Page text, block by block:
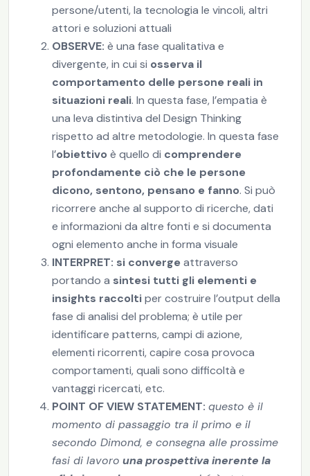
persone/utenti, la tecnologia le vincoli, altri
attori e soluzioni attuali
OBSERVE: è una fase qualitativa e
divergente, in cui si osserva il
comportamento delle persone reali in
situazioni reali. In questa fase, l’empatia è
una leva distintiva del Design Thinking
rispetto ad altre metodologie. In questa fase
l’obiettivo è quello di comprendere
profondamente ciò che le persone
dicono, sentono, pensano e fanno. Si può
ricorrere anche al supporto di ricerche, dati
e informazioni da altre fonti e si documenta
ogni elemento anche in forma visuale
INTERPRET: si convergeattraverso
portando a sintesi tutti gli elementi e
insights raccoltiper costruire l’output della
fase di analisi del problema; è utile per
identificare patterns, campi di azione,
elementi ricorrenti, capire cosa provoca
comportamenti, quali sono difficoltà e
vantaggi ricercati, etc.
POINT OF VIEW STATEMENT: questo è il
momento di passaggio tra il primo e il
secondo Dimond, e consegna alle prossime
fasi di lavoro una prospettiva inerente la